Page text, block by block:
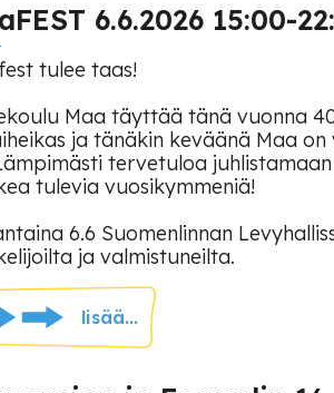
6.6.2026 15:00-
tulee taas!
Maa täyttää tänä vuonna
ja tänäkin keväänä Maa on
tervetuloa juhlistamaan
tulevia vuosikymmeniä!
6.6 Suomenlinnan
ja valmistuneilta.
lisää...